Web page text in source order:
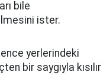
bile
ister.
yerlerindeki
bir saygıyla kısılır